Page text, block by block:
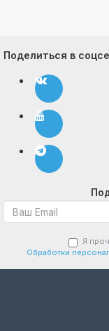
Поделиться в
Я
Обработки